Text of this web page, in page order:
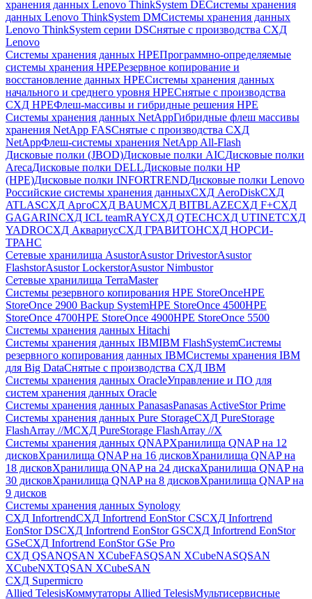
хранения данных Lenovo ThinkSystem DEСистемы хранения
данных Lenovo ThinkSystem DMСистемы хранения данных
Lenovo ThinkSystem серии DSСнятые с производства СХД
Lenovo
Системы хранения данных HPEПрограммно-определяемые
системы хранения HPEРезервное копирование и
восстановление данных HPEСистемы хранения данных
начального и среднего уровня HPEСнятые с производства
СХД HPEФлеш-массивы и гибридные решения HPE
Cистемы хранения данных NetAppГибридные флеш массивы
хранения NetApp FASСнятые с производства СХД
NetAppФлеш-системы хранения NetApp All-Flash
Дисковые полки (JBOD)Дисковые полки AICДисковые полки
ArecaДисковые полки DELLДисковые полки HP
(HPE)Дисковые полки INFORTRENDДисковые полки Lenovo
Российские системы хранения данныхСХД AeroDiskСХД
ATLASСХД AргоСХД BAUMСХД BITBLAZEСХД F+СХД
GAGARINСХД ICL teamRAYСХД QTECHСХД UTINETСХД
YADROСХД АквариусСХД ГРАВИТОНСХД НОРСИ-
ТРАНС
Сетевые хранилища AsustorAsustor DrivestorAsustor
FlashstorAsustor LockerstorAsustor Nimbustor
Сетевые хранилища TerraMaster
Системы резервного копирования HPE StoreOnceHPE
StoreOnce 2900 Backup SystemHPE StoreOnce 4500HPE
StoreOnce 4700HPE StoreOnce 4900HPE StoreOnce 5500
Системы хранения данных Hitachi
Системы хранения данных IBMIBM FlashSystemСистемы
резервного копирования данных IBMСистемы хранения IBM
для Big DataСнятые с производства СХД IBM
Системы хранения данных OracleУправление и ПО для
систем хранения данных Oracle
Системы хранения данных PanasasPanasas ActiveStor Prime
Системы хранения данных Pure StorageСХД PureStorage
FlashArray //MСХД PureStorage FlashArray //X
Системы хранения данных QNAPХранилища QNAP на 12
дисковХранилища QNAP на 16 дисковХранилища QNAP на
18 дисковХранилища QNAP на 24 дискаХранилища QNAP на
30 дисковХранилища QNAP на 8 дисковХранилища QNAP на
9 дисков
Системы хранения данных Synology
СХД InfortrendСХД Infortrend EonStor CSСХД Infortrend
EonStor DSСХД Infortrend EonStor GSСХД Infortrend EonStor
GSeСХД Infortrend EonStor GSe Pro
СХД QSANQSAN XCubeFASQSAN XCubeNASQSAN
XCubeNXTQSAN XCubeSAN
СХД Supermicro
Allied TelesisКоммутаторы Allied TelesisМультисервисные